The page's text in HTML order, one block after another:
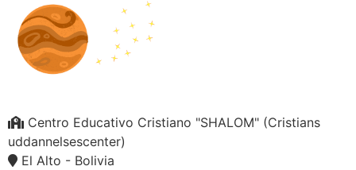
Centro Educativo Cristiano "SHALOM" (Cristians
uddannelsescenter)
El Alto - Bolivia